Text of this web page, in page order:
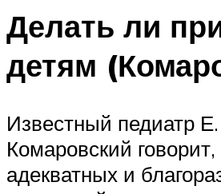
Делать ли
детям
Известный педиатр
Комаровский говорит,
адекватных и